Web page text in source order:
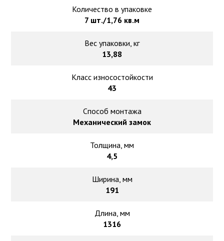
Количество в упаковке
7 шт./1,76 кв.м
Вес упаковки, кг
13,88
Класс износостойкости
43
Способ монтажа
Механический замок
Толщина, мм
4,5
Ширина, мм
191
Длина, мм
1316